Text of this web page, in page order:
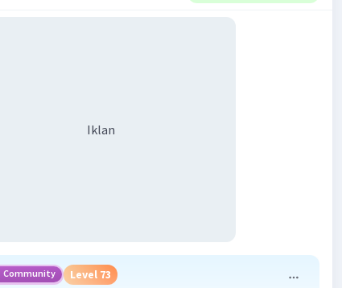
Iklan
Community Level 73